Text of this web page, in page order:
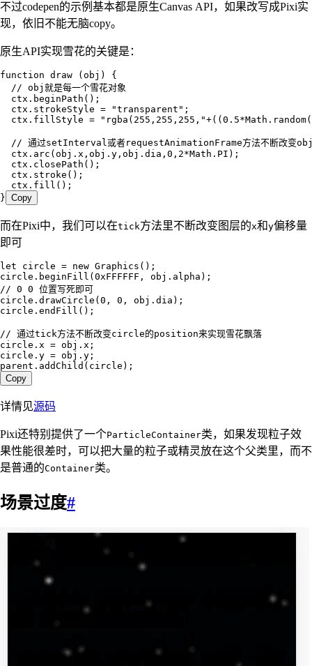
不过codepen的示例基本都是原生Canvas API，如果改写成Pixi实
现，依旧不能无脑copy。
原生API实现雪花的关键是：
function draw ( obj )
{
  // obj就是每一个雪花对象
  ctx
. beginPath ();
  ctx
. strokeStyle = "transparent " ;
  ctx
. fillStyle = " rgba(255,255,255, "+(( 0.5*Math . random
// 通过setInterval或者requestAnimationFrame方法不断改变
  ctx
. arc ( obj . x , obj . y , obj . dia , 0 , 2*Math . PI );
  ctx
. closePath ();
  ctx
. stroke ();
  ctx
. fill ();
} Copy
而在Pixi中，我们可以在tick方法里不断改变图层的x和y偏移量
即可
let circle = new Graphics ();
circle . beginFill ( 0xFFFFFF , obj . alpha );
// 0 0 位置写死即可
circle . drawCircle ( 0 , 0 , obj . dia );
circle . endFill ();
// 通过tick方法不断改变circle的position来实现雪花飘落
circle . x = obj . x ;
circle . y = obj . y ;
parent . addChild ( circle );
Copy
详情见源码
Pixi还特别提供了一个ParticleContainer类，如果发现粒子效
果性能很差时，可以把大量的粒子或精灵放在这个父类里，而不
是普通的Container类。
场景过度#